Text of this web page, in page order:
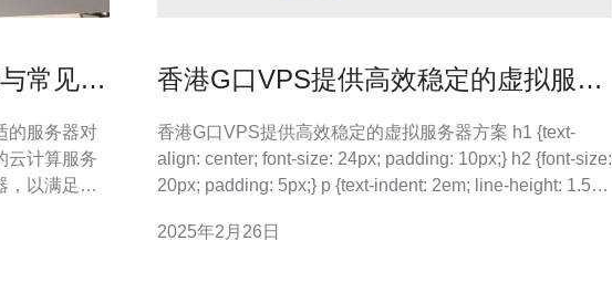
常见问
的服务器对
云计算服务
，以满足不
的解决方
香港G口VPS提供高效稳定的虚拟服务
香港G口VPS提供高效稳定的虚拟服务器方案 h1 {text-
align: center; font-size: 24px; padding: 10px;} h2 {font-size:
20px; padding: 5px;} p {text-indent: 2em; line-height: 1.5;}
2025年2月26日